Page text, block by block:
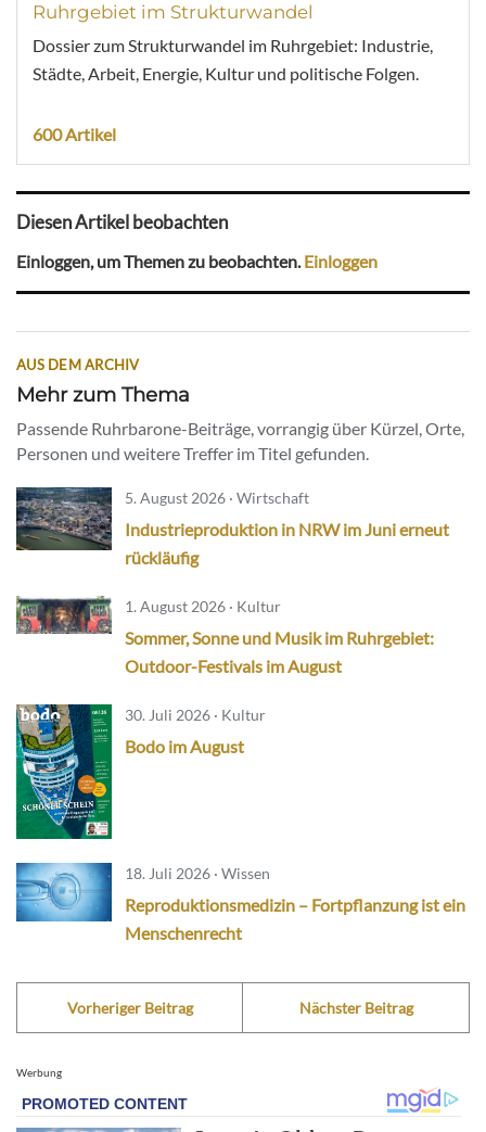
Ruhrgebiet im Strukturwandel
Dossier zum Strukturwandel im Ruhrgebiet: Industrie,
Städte, Arbeit, Energie, Kultur und politische Folgen.
600 Artikel
Diesen Artikel beobachten
Einloggen, um Themen zu beobachten.Einloggen
AUS DEM ARCHIV
Mehr zum Thema
Passende Ruhrbarone-Beiträge, vorrangig über Kürzel, Orte,
Personen und weitere Treffer im Titel gefunden.
5. August 2026 · Wirtschaft
Industrieproduktion in NRW im Juni erneut
rückläufig
1. August 2026 · Kultur
Sommer, Sonne und Musik im Ruhrgebiet:
Outdoor-Festivals im August
30. Juli 2026 · Kultur
Bodo im August
18. Juli 2026 · Wissen
Reproduktionsmedizin – Fortpflanzung ist ein
Menschenrecht
Vorheriger Beitrag Nächster Beitrag
Werbung